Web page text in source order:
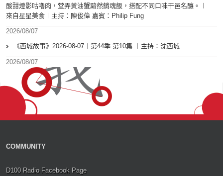
酸甜燈影咕嚕肉，堂弄黃油蟹黯然銷魂飯，搭配不同口味干邑名釀。︱
來自星星美食︱主持：陳俊偉 嘉賓：Philip Fung
2026/08/07
《西城故事》2026-08-07︱第44季 第10集 ︱主持：沈西城
2026/08/07
COMMUNITY
D100 Radio Facebook Page